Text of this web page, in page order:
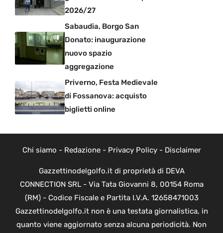
2026/27
Sabaudia, Borgo San
Donato: inaugurazione
nuovo spazio
aggregazione
Priverno, Festa Medievale
di Fossanova: acquisto
biglietti online
Chi siamo - Redazione- Privacy Policy- Disclaimer
Gazzettinodelgolfo.it di proprietà di DEVA
CONNECTION SRL - Via Tata Giovanni 8, 00154 Roma
(RM) - Codice Fiscale e Partita I.V.A. 12658471003
Gazzettinodelgolfo.it non è una testata giornalistica, in
quanto viene aggiornato senza alcuna periodicità. Non